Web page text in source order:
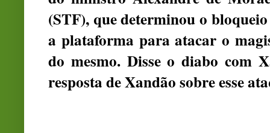
(STF), que determinou o
a plataforma para atacar o
do mesmo. Disse o diabo com
resposta de Xandão sobre esse